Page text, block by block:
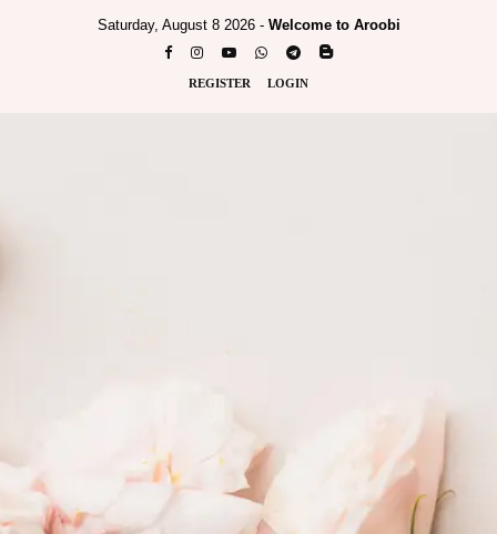
Saturday, August 8 2026 - Welcome to Aroobi
REGISTER LOGIN